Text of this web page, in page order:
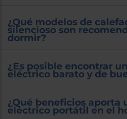
¿Qué modelos de
silencioso son
dormir?
¿Es posible encontrar
eléctrico barato y de
¿Qué beneficios aporta
eléctrico portátil en el